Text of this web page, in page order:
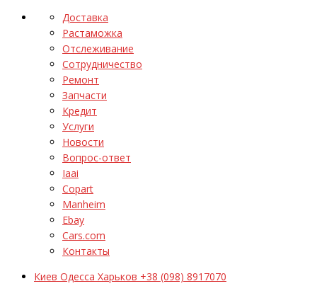
Доставка
Растаможка
Отслеживание
Сотрудничество
Ремонт
Запчасти
Кредит
Услуги
Новости
Вопрос-ответ
Iaai
Copart
Manheim
Ebay
Cars.com
Контакты
Киев Одесса Харьков +38 (098) 8917070